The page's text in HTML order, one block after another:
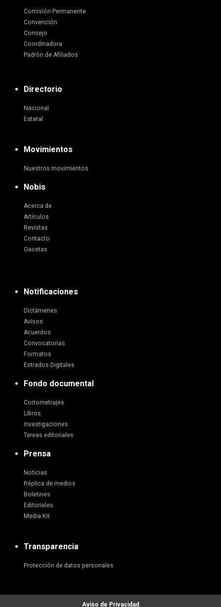
Comisión Permanente
Convención
Consejo
Coordinadora
Padrón de Afiliados
Directorio
Nacional
Estatal
Movimientos
Nuestros movimientos
Nobis
Acerca de
Artículos
Revistas
Contacto
Gacetas
Notificaciones
Dictámenes
Avisos
Acuerdos
Convocatorias
Formatos
Estrados Digitales
Fondo documental
Cortometrajes
Libros
Investigaciones
Tareas editoriales
Prensa
Noticias
Réplica de medios
Boletines
Editoriales
Media Kit
Transparencia
Protección de datos personales
Aviso de Privacidad